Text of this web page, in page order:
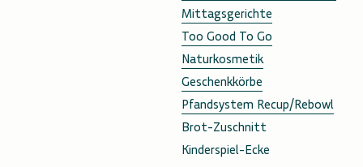
Mittagsgerichte
Too Good To Go
Naturkosmetik
Geschenkkörbe
Pfandsystem Recup/Rebowl
Brot-Zuschnitt
Kinderspiel-Ecke